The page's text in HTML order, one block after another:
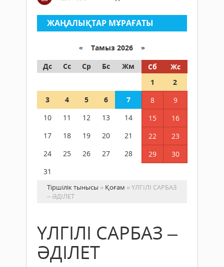
ЖАҢАЛЫҚТАР МҰРАҒАТЫ
« Тамыз 2026 »
Дс
Сс Ср Бс Жм Сб
Жс
1
2
3
4 5 6 7 8
9
10
11 12 13 14 15
16
17
18 19 20 21 22
23
24
25 26 27 28 29
30
31
Тіршілік тынысы » Қоғам » ҮЛГІЛІ САРБАЗ
– ӘДІЛЕТ
ҮЛГІЛІ САРБАЗ –
ӘДІЛЕТ